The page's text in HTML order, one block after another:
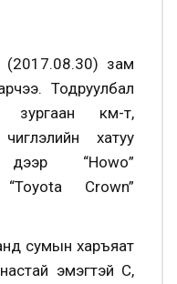
(2017.08.30) зам
Тодруулбал
км-т,
хатуу
дээр “Hоwо”
Crown”
сумын харъяат
эмэгтэй С,